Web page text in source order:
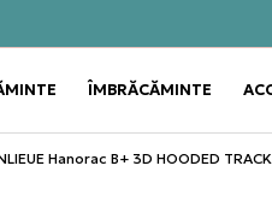
ÎMBRĂCĂMINTE
Hanorac B+ 3D HOODED